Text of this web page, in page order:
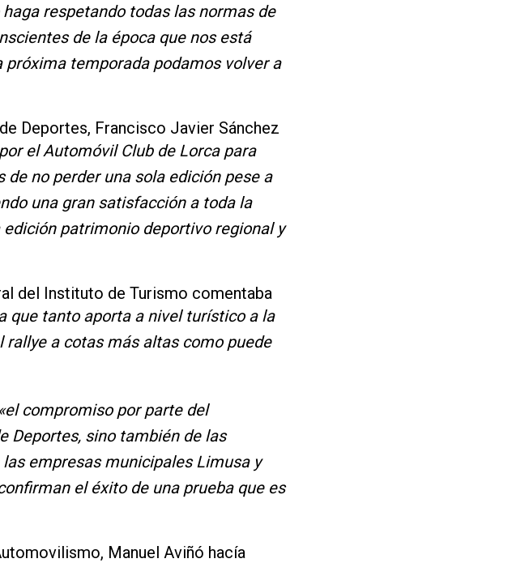
respetando todas las normas de
de la época que nos está
temporada podamos volver a
Deportes, Francisco Javier Sánchez
el Automóvil Club de Lorca para
de no perder una sola edición pese a
una gran satisfacción a toda la
patrimonio deportivo regional y
del Instituto de Turismo comentaba
que tanto aporta a nivel turístico a la
rallye a cotas más altas como puede
«el compromiso por parte del
Deportes, sino también de las
empresas municipales Limusa y
el éxito de una prueba que es
Manuel Aviñó hacía